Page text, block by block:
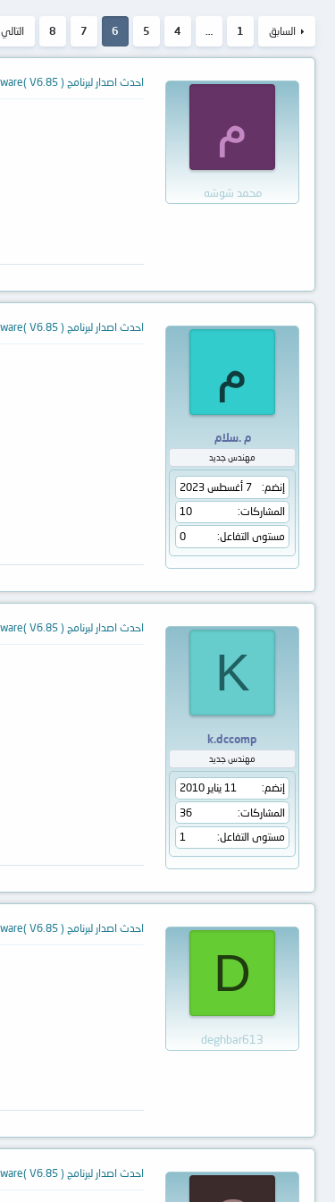
السابق 1
4
5
6
7
8 التالي
م
محمد شوشه
احدث اصدار لبرنامج TL866ACS Application Software( V6.85 )
م
م .سلام
مهندس جديد
إنضم
7 أغسطس 2023
المشاركات
10
مستوى التفاعل
0
احدث اصدار لبرنامج TL866ACS Application Software( V6.85 )
K
k.dccomp
مهندس جديد
إنضم
11 يناير 2010
المشاركات
36
مستوى التفاعل
1
احدث اصدار لبرنامج TL866ACS Application Software( V6.85 )
D
deghbar613
احدث اصدار لبرنامج TL866ACS Application Software( V6.85 )
احدث اصدار لبرنامج TL866ACS Application Software( V6.85 )